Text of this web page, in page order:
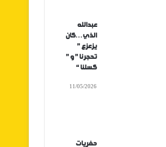
عبدالله
الذي…كان
يزعزع ”
تحجرنا ” و ”
كسلنا “
11/05/2026
حفريات